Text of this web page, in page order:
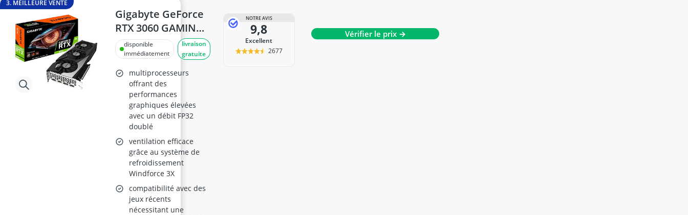
3. MEILLEURE VENTE
Gigabyte GeForce
RTX 3060 GAMING
OC V2 12GB
disponible
immédiatement
livraison
gratuite
multiprocesseurs
offrant des
performances
graphiques élevées
avec un débit FP32
doublé
ventilation efficace
grâce au système de
refroidissement
Windforce 3X
compatibilité avec des
jeux récents
nécessitant une
NOTRE AVIS
9,8
Excellent
2677
Vérifier le prix →